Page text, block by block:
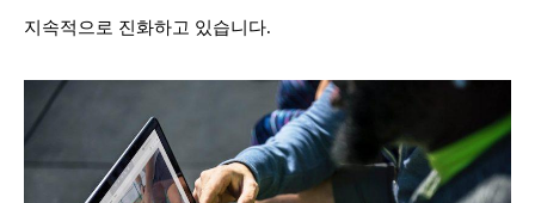
지속적으로 진화하고 있습니다.